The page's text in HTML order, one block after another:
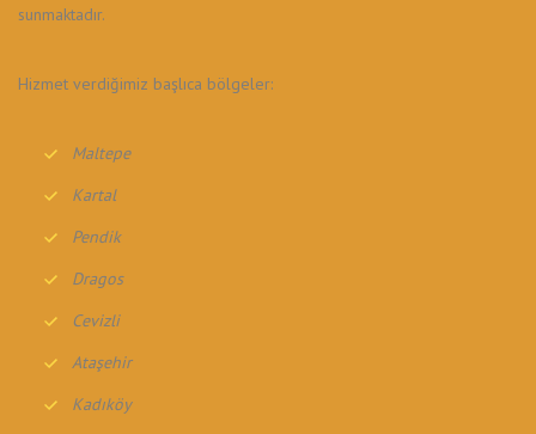
sunmaktadır.
Hizmet verdiğimiz başlıca bölgeler:
Maltepe
Kartal
Pendik
Dragos
Cevizli
Ataşehir
Kadıköy